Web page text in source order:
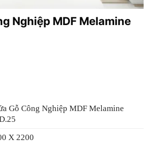
Nghiệp MDF Melamine
Gỗ Công Nghiệp MDF Melamine
X 2200